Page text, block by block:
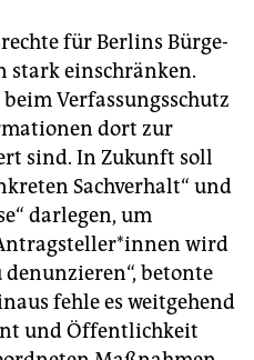
für Berlins Bür­ge­
einschränken.
Verfassungsschutz
dort zur
sind. In Zukunft soll
Sachverhalt“ und
darlegen, um
wird
betonte
fehle es weitgehend
und Öffentlichkeit